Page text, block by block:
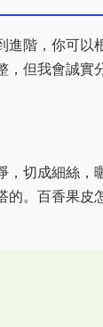
階，你可以
但我會誠實
，切成細絲，
。百香果皮